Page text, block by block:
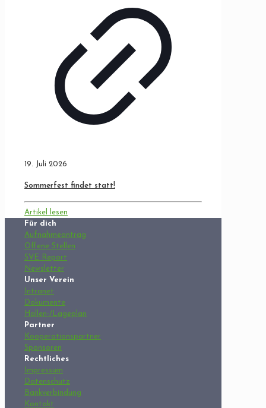
19. Juli 2026
Sommerfest findet statt!
Artikel lesen
Für dich
Aufnahmeantrag
Offene Stellen
SVE Report
Newsletter
Unser Verein
Intranet
Dokumente
Hallen-/Lageplan
Partner
Kooperationspartner
Sponsoren
Rechtliches
Impressum
Datenschutz
Bankverbindung
Kontakt